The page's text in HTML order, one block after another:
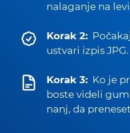
nalaganje na
Korak 2:
ustvari izpis JPG.
Korak 3: Ko je
boste videli
nanj, da